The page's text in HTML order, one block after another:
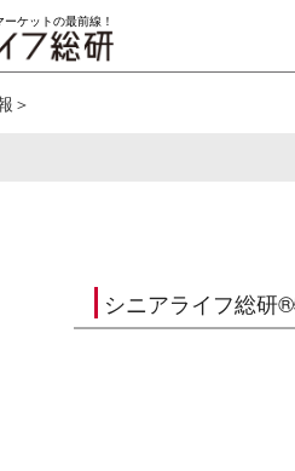
ケットの最前線！
シニアライフ総研